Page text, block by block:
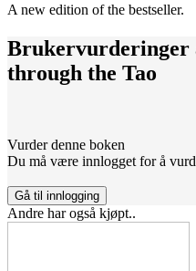
A new edition of the bestseller.
Brukervurderinger
through the Tao
Vurder denne boken
Du må være innlogget for å
Gå til innlogging
Andre har også kjøpt..